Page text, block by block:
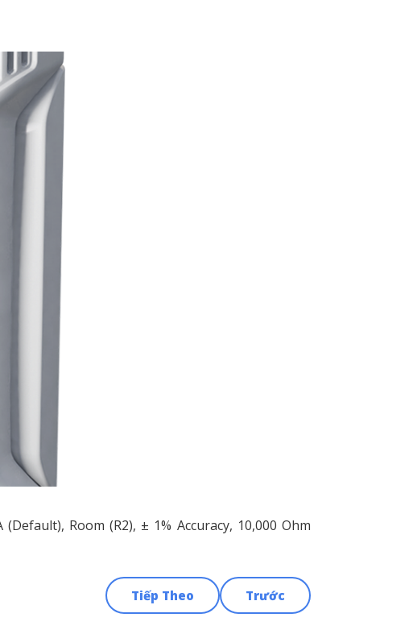
Room (R2), ± 1% Accuracy, 10,000 Ohm
Trước
Tiếp Theo